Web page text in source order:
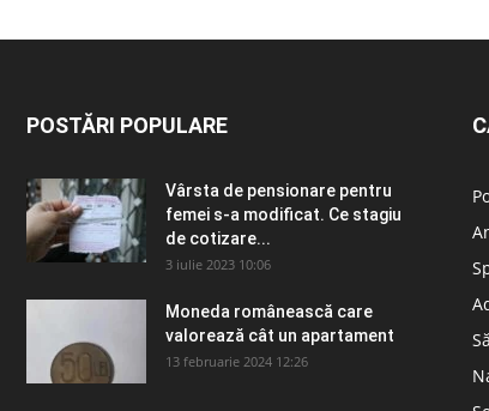
POSTĂRI POPULARE
Vârsta de pensionare pentru
femei s-a modificat. Ce stagiu
de cotizare...
3 iulie 2023 10:06
Moneda românească care
valorează cât un apartament
13 februarie 2024 12:26